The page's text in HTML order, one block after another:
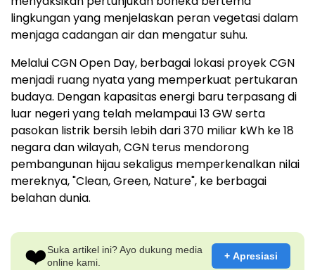
lingkungan yang menjelaskan peran vegetasi dalam
menjaga cadangan air dan mengatur suhu.
Melalui CGN Open Day, berbagai lokasi proyek CGN
menjadi ruang nyata yang memperkuat pertukaran
budaya. Dengan kapasitas energi baru terpasang di
luar negeri yang telah melampaui 13 GW serta
pasokan listrik bersih lebih dari 370 miliar kWh ke 18
negara dan wilayah, CGN terus mendorong
pembangunan hijau sekaligus memperkenalkan nilai
mereknya, "Clean, Green, Nature", ke berbagai
belahan dunia.
❤️Suka artikel ini? Ayo dukung media
online kami.
+ Apresiasi